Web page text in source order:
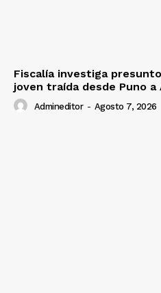
Prensa
Fiscalía investiga
joven traída desde Puno a
Admineditor - Agosto 7, 2026